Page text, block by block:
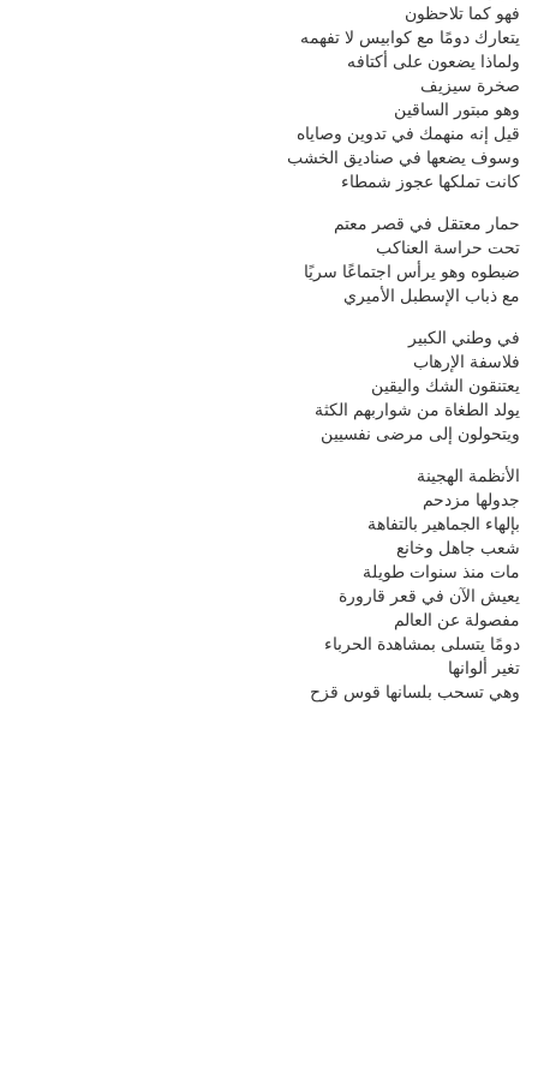
فهو كما تلاحظون
يتعارك دومًا مع كوابيس لا تفهمه
ولماذا يضعون على أكتافه
صخرة سيزيف
وهو مبتور الساقين
قيل إنه منهمك في تدوين وصاياه
وسوف يضعها في صناديق الخشب
كانت تملكها عجوز شمطاء
حمار معتقل في قصر معتم
تحت حراسة العناكب
ضبطوه وهو يرأس اجتماعًا سريًا
مع ذباب الإسطبل الأميري
في وطني الكبير
فلاسفة الإرهاب
يعتنقون الشك واليقين
يولد الطغاة من شواربهم الكثة
ويتحولون إلى مرضى نفسيين
الأنظمة الهجينة
جدولها مزدحم
بإلهاء الجماهير بالتفاهة
شعب جاهل وخانع
مات منذ سنوات طويلة
يعيش الآن في قعر قارورة
مفصولة عن العالم
دومًا يتسلى بمشاهدة الحرباء
تغير ألوانها
وهي تسحب بلسانها قوس قزح